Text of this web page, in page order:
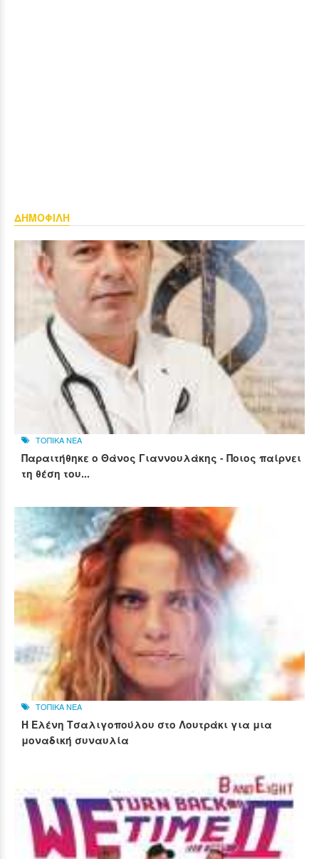
ΔΗΜΟΦΙΛΗ
ΤΟΠΙΚΑ ΝΕΑ
Παραιτήθηκε ο Θάνος Γιαννουλάκης - Ποιος παίρνει
τη θέση του...
ΤΟΠΙΚΑ ΝΕΑ
Η Ελένη Τσαλιγοπούλου στο Λουτράκι για μια
μοναδική συναυλία